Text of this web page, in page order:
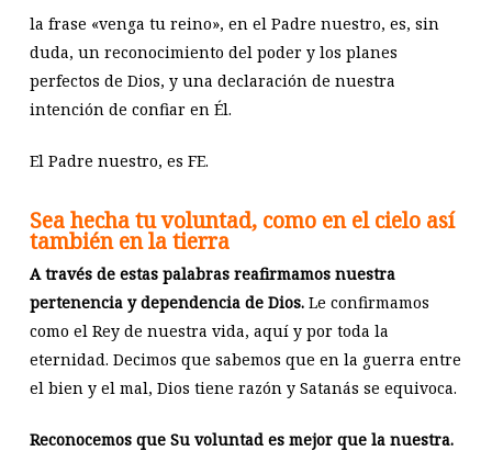
la frase «venga tu reino», en el Padre nuestro, es, sin
duda, un reconocimiento del poder y los planes
perfectos de Dios, y una declaración de nuestra
intención de confiar en Él.
El Padre nuestro, es FE.
Sea hecha tu voluntad, como en el cielo así
también en la tierra
A través de estas palabras reafirmamos nuestra
pertenencia y dependencia de Dios. Le confirmamos
como el Rey de nuestra vida, aquí y por toda la
eternidad. Decimos que sabemos que en la guerra entre
el bien y el mal, Dios tiene razón y Satanás se equivoca.
Reconocemos que Su voluntad es mejor que la nuestra.